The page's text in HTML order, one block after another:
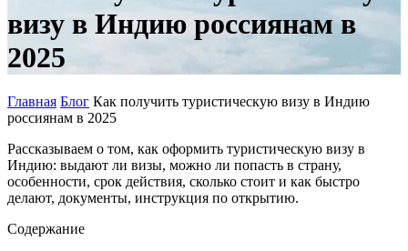
визу в Индию россиянам в
2025
Главная Блог Как получить туристическую визу в Индию
россиянам в 2025
Рассказываем о том, как оформить туристическую визу в
Индию: выдают ли визы, можно ли попасть в страну,
особенности, срок действия, сколько стоит и как быстро
делают, документы, инструкция по открытию.
Содержание